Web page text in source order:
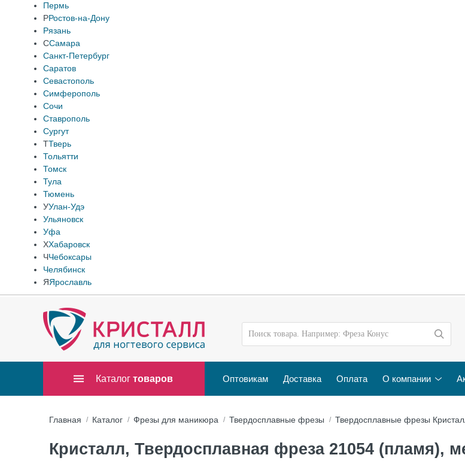
Пермь
РРостов-на-Дону
Рязань
ССамара
Санкт-Петербург
Саратов
Севастополь
Симферополь
Сочи
Ставрополь
Сургут
ТТверь
Тольятти
Томск
Тула
Тюмень
УУлан-Удэ
Ульяновск
Уфа
ХХабаровск
ЧЧебоксары
Челябинск
ЯЯрославль
Каталог товаров Оптовикам Доставка Оплата О компании
Главная Каталог Фрезы для маникюра Твердосплавные фрезы Твердосплавные фрезы
Кристалл, Твердосплавная фреза 21054 (пламя),